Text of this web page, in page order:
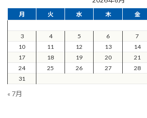
月 火 水 木 金
3
4 5 6 7
10
11 12 13 14
17
18 19 20 21
24
25 26 27 28
31
« 7月